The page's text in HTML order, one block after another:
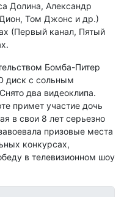
Долина, Александр
Том Джонс и др.)
(Первый канал, Пятый
Бомба-Питер
диск с сольным
два видеоклипа.
примет участие дочь
в свои 8 лет серьезно
призовые места
конкурсах,
в телевизионном шоу